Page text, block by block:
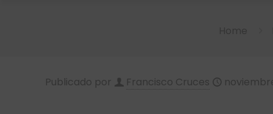
Publicado por Francisco Cruces